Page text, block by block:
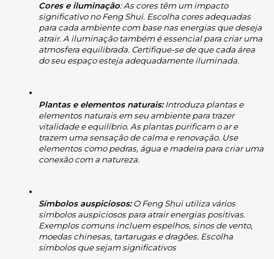
Cores e iluminação: As cores têm um impacto
significativo no Feng Shui. Escolha cores adequadas
para cada ambiente com base nas energias que deseja
atrair. A iluminação também é essencial para criar uma
atmosfera equilibrada. Certifique-se de que cada área
do seu espaço esteja adequadamente iluminada.
Plantas e elementos naturais: Introduza plantas e
elementos naturais em seu ambiente para trazer
vitalidade e equilíbrio. As plantas purificam o ar e
trazem uma sensação de calma e renovação. Use
elementos como pedras, água e madeira para criar uma
conexão com a natureza.
Símbolos auspiciosos: O Feng Shui utiliza vários
símbolos auspiciosos para atrair energias positivas.
Exemplos comuns incluem espelhos, sinos de vento,
moedas chinesas, tartarugas e dragões. Escolha
símbolos que sejam significativos